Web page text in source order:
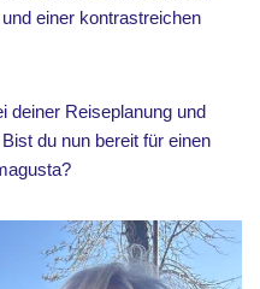
einer kontrastreichen
deiner Reiseplanung und
du nun bereit für einen